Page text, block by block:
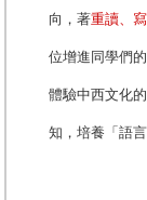
向，著重讀、
位增進同學們
體驗中西文化
知，培養「語